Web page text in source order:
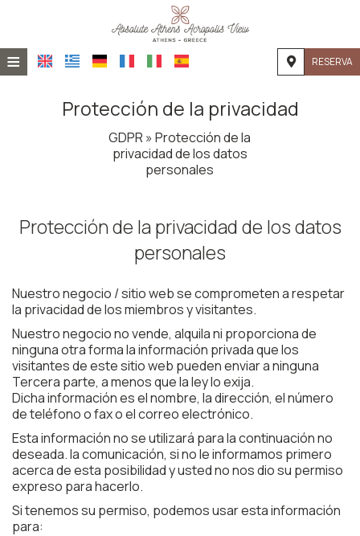
≡ RESERVA
ALOJAMIENTO
GALERÍA DE FOTOS
Protección de la privacidad
GDPR » Protección de la
privacidad de los datos
personales
Protección de la privacidad de los datos
personales
Nuestro negocio / sitio web se comprometen a respetar
la privacidad de los miembros y visitantes.
Nuestro negocio no vende, alquila ni proporciona de
ninguna otra forma la información privada que los
visitantes de este sitio web pueden enviar a ninguna
Tercera parte, a menos que la ley lo exija.
Dicha información es el nombre, la dirección, el número
de teléfono o fax o el correo electrónico.
Esta información no se utilizará para la continuación no
deseada. la comunicación, si no le informamos primero
acerca de esta posibilidad y usted no nos dio su permiso
expreso para hacerlo.
Si tenemos su permiso, podemos usar esta información
para: